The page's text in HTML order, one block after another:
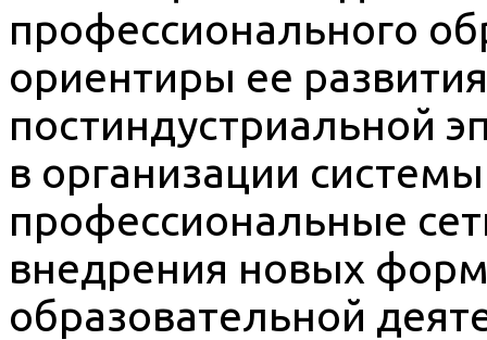
профессионального
ориентиры ее
постиндустриальной
в организации
профессиональные
внедрения новых
образовательной